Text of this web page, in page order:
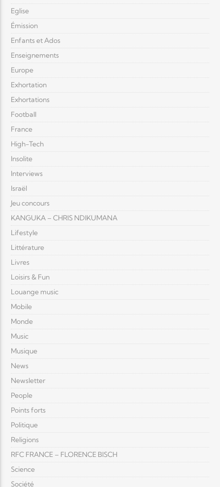
Eglise
Émission
Enfants et Ados
Enseignements
Europe
Exhortation
Exhortations
Football
France
High-Tech
Insolite
Interviews
Israël
Jeu concours
KANGUKA – CHRIS NDIKUMANA
Lifestyle
Littérature
Livres
Loisirs & Fun
Louange music
Mobile
Monde
Music
Musique
News
Newsletter
People
Points forts
Politique
Religions
RFC FRANCE – FLORENCE BISCH
Science
Société